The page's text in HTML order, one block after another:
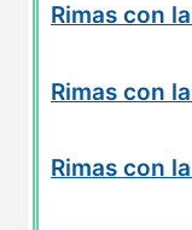
Rimas con
Rimas con
Rimas con